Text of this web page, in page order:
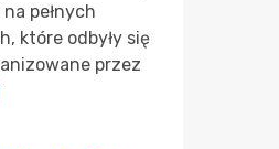
pełnych
które odbyły się
przez